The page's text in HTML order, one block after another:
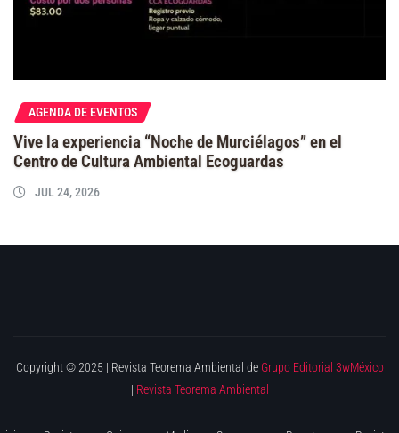
AGENDA DE EVENTOS
Vive la experiencia “Noche de Murciélagos” en el
Centro de Cultura Ambiental Ecoguardas
JUL 24, 2026
Copyright © 2025 | Revista Teorema Ambiental de Grupo Editorial 3wMéxico
| Revista Teorema Ambiental